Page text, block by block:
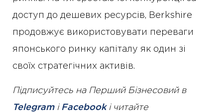
доступ до дешевих ресурсів, Berkshire
продовжує використовувати переваги
японського ринку капіталу як один зі
своїх стратегічних активів.
Підписуйтесь на Перший Бізнесовий в
Telegramі Facebookі читайте